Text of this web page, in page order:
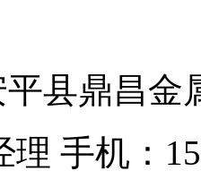
县鼎昌金
手机：